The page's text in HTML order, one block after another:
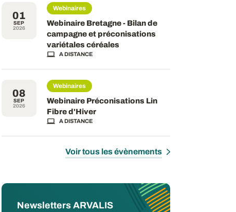
01
SEP
2026
Webinaires
Webinaire Bretagne - Bilan de
campagne et préconisations
variétales céréales
A DISTANCE
08
SEP
2026
Webinaires
Webinaire Préconisations Lin
Fibre d'Hiver
A DISTANCE
Voir tous les évènements
Newsletters ARVALIS